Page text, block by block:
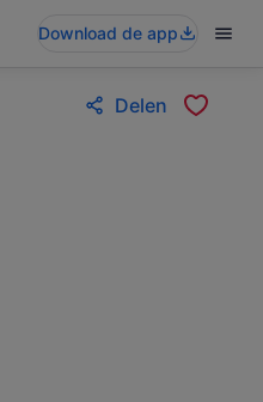
Download de app
Delen